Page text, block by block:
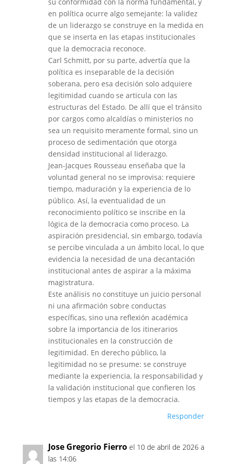
en política ocurre algo semejante: la validez
de un liderazgo se construye en la medida en
que se inserta en las etapas institucionales
que la democracia reconoce.
Carl Schmitt, por su parte, advertía que la
política es inseparable de la decisión
soberana, pero esa decisión solo adquiere
legitimidad cuando se articula con las
estructuras del Estado. De allí que el tránsito
por cargos como alcaldías o ministerios no
sea un requisito meramente formal, sino un
proceso de sedimentación que otorga
densidad institucional al liderazgo.
Jean-Jacques Rousseau enseñaba que la
voluntad general no se improvisa: requiere
tiempo, maduración y la experiencia de lo
público. Así, la eventualidad de un
reconocimiento político se inscribe en la
lógica de la democracia como proceso. La
aspiración presidencial, sin embargo, todavía
se percibe vinculada a un ámbito local, lo que
evidencia la necesidad de una decantación
institucional antes de aspirar a la máxima
magistratura.
Este análisis no constituye un juicio personal
ni una afirmación sobre conductas
específicas, sino una reflexión académica
sobre la importancia de los itinerarios
institucionales en la construcción de
legitimidad. En derecho público, la
legitimidad no se presume: se construye
mediante la experiencia, la responsabilidad y
la validación institucional que confieren los
tiempos y las etapas de la democracia.
Responder
Jose Gregorio Fierro el 10 de abril de 2026 a
las 14:06